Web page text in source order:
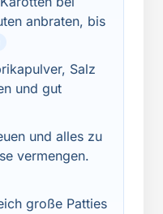
anbraten, bis
Salz
und gut
und alles zu
vermengen.
große Patties